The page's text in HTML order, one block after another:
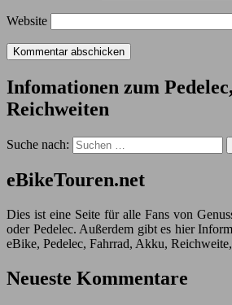
Website
Infomationen zum
Reichweiten
Suche nach:
eBikeTouren.net
Dies ist eine Seite für alle Fans von
oder Pedelec. Außerdem gibt es hier
eBike, Pedelec, Fahrrad, Akku,
Neueste Kommentare